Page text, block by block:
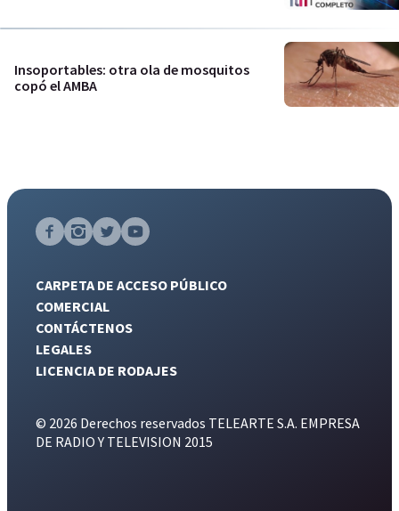
Insoportables: otra ola de mosquitos
copó el AMBA
CARPETA DE ACCESO PÚBLICO
COMERCIAL
CONTÁCTENOS
LEGALES
LICENCIA DE RODAJES
© 2026 Derechos reservados TELEARTE S.A. EMPRESA
DE RADIO Y TELEVISION 2015